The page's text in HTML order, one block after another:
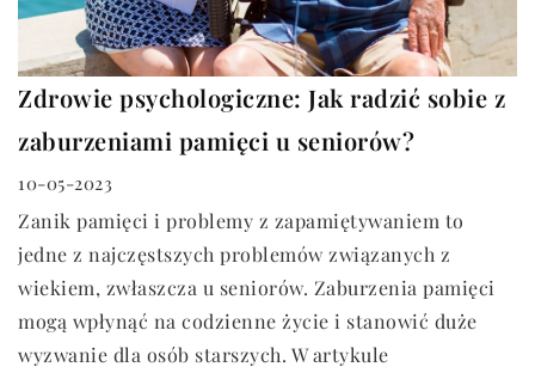
Zdrowie psychologiczne: Jak radzić sobie z
zaburzeniami pamięci u seniorów?
10-05-2023
Zanik pamięci i problemy z zapamiętywaniem to
jedne z najczęstszych problemów związanych z
wiekiem, zwłaszcza u seniorów. Zaburzenia pamięci
mogą wpłynąć na codzienne życie i stanowić duże
wyzwanie dla osób starszych. W artykule